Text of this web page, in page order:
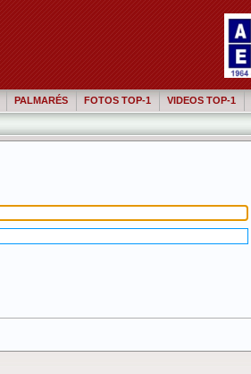
PALMARÉS FOTOS TOP-1 VIDEOS TOP-1